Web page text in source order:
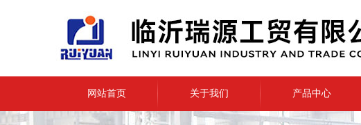
网站首页 关于我们 产品中心